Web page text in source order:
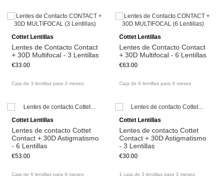
Cottet Lentillas
Lentes de Contacto Contact
+ 30D Multifocal - 3 Lentillas
€33.00
Caja de 3 lentillas para 3 meses.
Cottet Lentillas
Lentes de Contacto Contact
+ 30D Multifocal - 6 Lentillas
€63.00
Caja de 6 lentillas para 6 meses
Cottet Lentillas
Lentes de contacto Cottet
Contact + 30D Astigmatismo
- 6 Lentillas
€53.00
Caja de 6 lentillas para 6 meses
Cottet Lentillas
Lentes de contacto Cottet
Contact + 30D Astigmatismo
- 3 Lentillas
€30.00
1 caja de 3 lentillas para 3 meses.